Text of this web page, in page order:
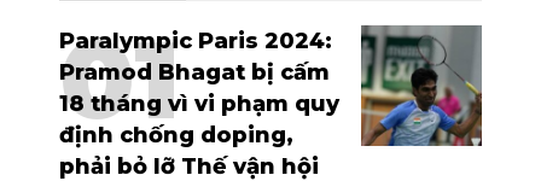
Paralympic Paris 2024:
Pramod Bhagat bị cấm
18 tháng vì vi phạm quy
định chống doping,
phải bỏ lỡ Thế vận hội